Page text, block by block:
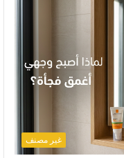
غير مصنف